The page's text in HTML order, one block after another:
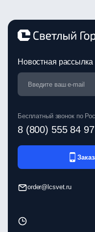
Новостная рассылка
Бесплатный звонок по
8 (800) 555 84 97
order@lcsvet.ru